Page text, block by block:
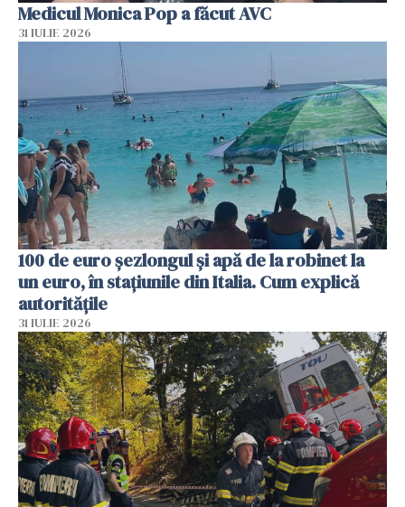
Medicul Monica Pop a făcut AVC
31 IULIE 2026
100 de euro șezlongul și apă de la robinet la
un euro, în stațiunile din Italia. Cum explică
autoritățile
31 IULIE 2026